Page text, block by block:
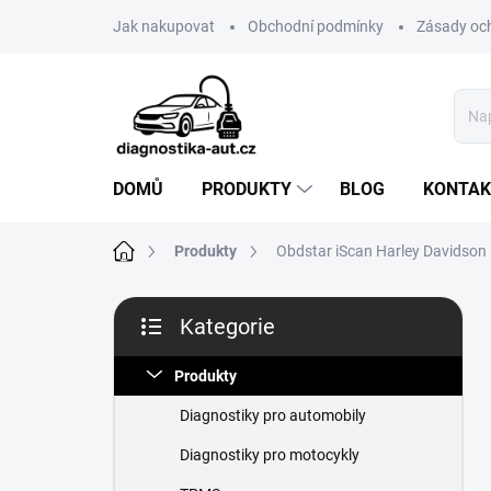
Jak nakupovat Obchodní podmínky Zásady
DOMŮ PRODUKTY BLOG
Domů Produkty Obdstar iScan Harley Davidson
P
s
r
kategorie
Kategorie
Produkty
Diagnostiky pro automobily
Diagnostiky pro motocykly